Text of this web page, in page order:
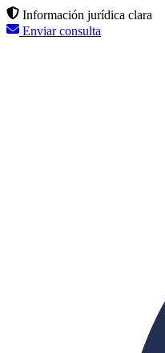
Información jurídica clara
Enviar consulta